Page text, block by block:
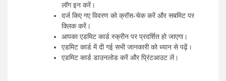
लॉग इन करें।
दर्ज किए गए विवरण को क्रॉस-चेक करें और सबमिट पर
क्लिक करें।
आपका एडमिट कार्ड स्क्रीन पर प्रदर्शित हो जाएगा।
एडमिट कार्ड में दी गई सभी जानकारी को ध्यान से पढ़ें।
एडमिट कार्ड डाउनलोड करें और प्रिंटआउट लें।